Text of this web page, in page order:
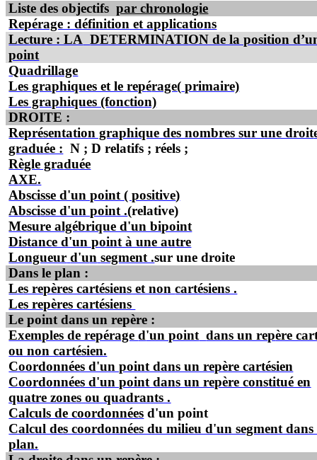
Liste des objectifspar chronologie
Repérage : définition et applications
Lecture : LA DETERMINATION de la position
point
Quadrillage
Les graphiques et lerepérage( primaire)
Les graphiques (fonction)
DROITE :
Représentation graphique des nombres sur une droit
graduée : N ; D relatifs ; réels ;
Règle graduée
AXE.
Abscisse d'un point( positive)
Abscisse d'unpoint .(relative)
Mesure algébrique d'un bipoint
Distance d'un point à une autre
Longueur d'un segment .sur une droite
Dans le plan :
Les repères cartésiens et noncartésiens .
Les repères cartésiens
Le point dans un repère :
Exemples de repéraged'un point dans un repère
ou non cartésien.
Coordonnées d'un point dans un repère cartésien
Coordonnées d'un point dans un repère constitué en
quatre zones ouquadrants .
Calculs de coordonnées d'un point
Calcul des coordonnées du milieu d'un segment
plan.